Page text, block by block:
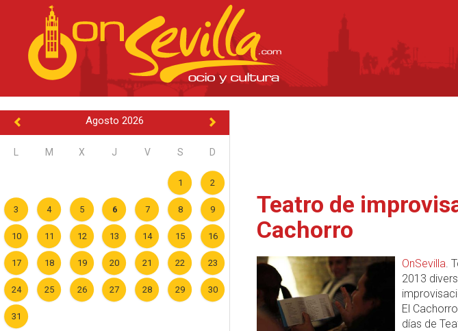
Agosto 2026
M X J V S D
1 2
3 4 5 6 7 8 9
10 11 12 13 14 15 16
17 18 19 20 21 22 23
24 25 26 27 28 29 30
31
Teatro de
Cachorro
OnSevilla.
2013
El
días de